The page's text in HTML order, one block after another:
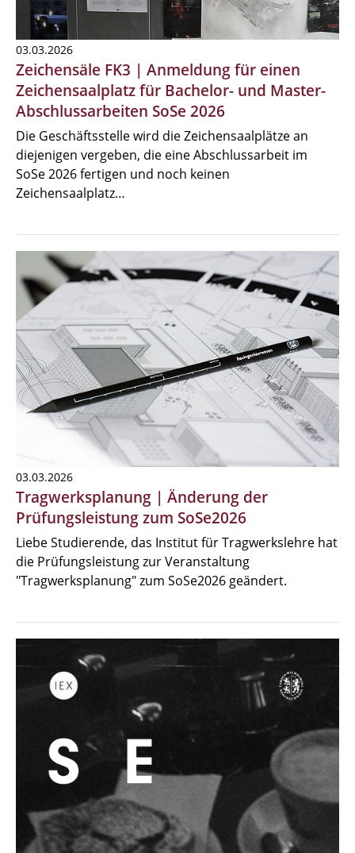
03.03.2026
Zeichensäle FK3 | Anmeldung für einen
Zeichensaalplatz für Bachelor- und Master-
Abschlussarbeiten SoSe 2026
Die Geschäftsstelle wird die Zeichensaalplätze an
diejenigen vergeben, die eine Abschlussarbeit im
SoSe 2026 fertigen und noch keinen
Zeichensaalplatz…
03.03.2026
Tragwerksplanung | Änderung der
Prüfungsleistung zum SoSe2026
Liebe Studierende, das Institut für Tragwerkslehre hat
die Prüfungsleistung zur Veranstaltung
"Tragwerksplanung" zum SoSe2026 geändert.